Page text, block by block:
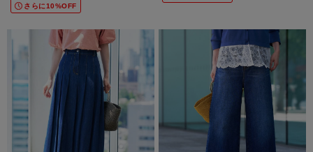
さらに10%OFF